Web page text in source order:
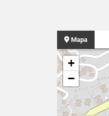
Mapa
+
−